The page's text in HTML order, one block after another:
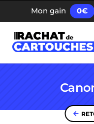
FRAIS
Mon gain 0€